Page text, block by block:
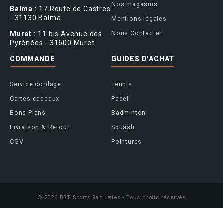
Balma : 17 Route de Castres
- 31130 Balma
Muret : 11 bis Avenue des
Pyrénées - 31600 Muret
Nos magasins
Mentions légales
Nous Contacter
COMMANDE
Service cordage
Cartes cadeaux
Bons Plans
Livraison & Retour
CGV
GUIDES D'ACHAT
Tennis
Padel
Badminton
Squash
Pointures
© 2026 BST Sports Raquettes - Tous droits réservés